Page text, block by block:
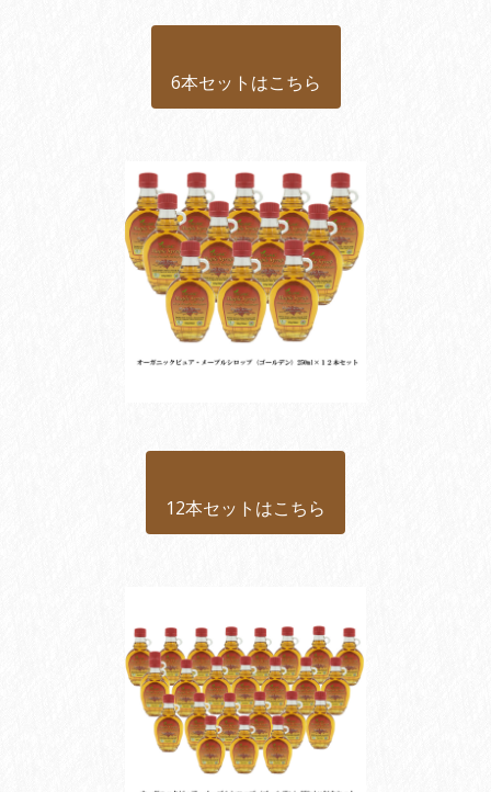
6本セットはこちら
12本セットはこちら